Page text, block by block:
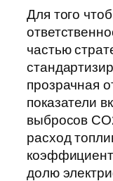
Для того
частью
прозрачная
показатели
выбросов
расход
коэффициент
долю